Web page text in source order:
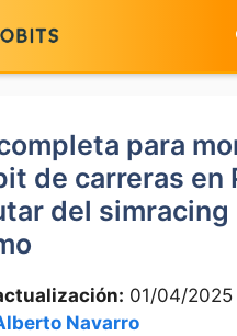
para
de carreras en
del simracing
01/04/2025
Navarro